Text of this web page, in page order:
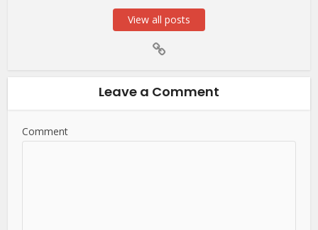
View all posts
Leave a Comment
Comment